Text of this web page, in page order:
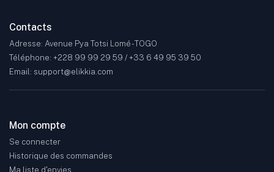
Contacts
Adresse: Avenue Pya Totsi Lomé - TOGO
Téléphone: +228 99 99 29 59 / +33 6 49 95 39 50
Email: support@elikkia.com
Mon compte
Se connecter
Historique des commandes
Ma liste d'envies